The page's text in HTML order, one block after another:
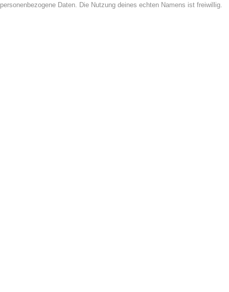
personenbezogene Daten. Die Nutzung deines echten Namens ist freiwillig.